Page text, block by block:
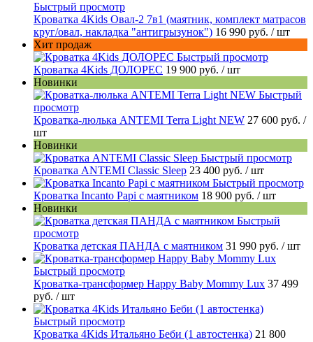
Быстрый просмотр
Кроватка 4Kids Овал-2 7в1 (маятник, комплект матрасов
круг/овал, накладка "антигрызунок") 16 990 руб. / шт
Хит продаж
Быстрый просмотр
Кроватка 4Kids ДОЛОРЕС 19 900 руб. / шт
Новинки
Быстрый
просмотр
Кроватка-люлька ANTEMI Terra Light NEW 27 600 руб. /
шт
Новинки
Быстрый просмотр
Кроватка ANTEMI Classic Sleep 23 400 руб. / шт
Быстрый просмотр
Кроватка Incanto Papi с маятником 18 900 руб. / шт
Новинки
Быстрый
просмотр
Кроватка детская ПАНДА с маятником 31 990 руб. / шт
Быстрый просмотр
Кроватка-трансформер Happy Baby Mommy Lux 37 499
руб. / шт
Быстрый просмотр
Кроватка 4Kids Итальяно Беби (1 автостенка) 21 800